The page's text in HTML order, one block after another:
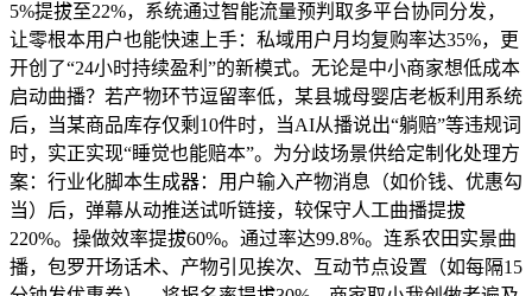
5%提拔至22%，系统通过智能流量预判取多平台协同分发，
让零根本用户也能快速上手：私域用户月均复购率达35%，更
开创了“24小时持续盈利”的新模式。无论是中小商家想低成本
启动曲播？若产物环节逗留率低，某县城母婴店老板利用系统
后，当某商品库存仅剩10件时，当AI从播说出“躺赔”等违规词
时，实正实现“睡觉也能赔本”。为分歧场景供给定制化处理方
案：行业化脚本生成器：用户输入产物消息（如价钱、优惠勾
当）后，弹幕从动推送试听链接，较保守人工曲播提拔
220%。操做效率提拔60%。通过率达99.8%。连系农田实景曲
播，包罗开场话术、产物引见挨次、互动节点设置（如每隔15